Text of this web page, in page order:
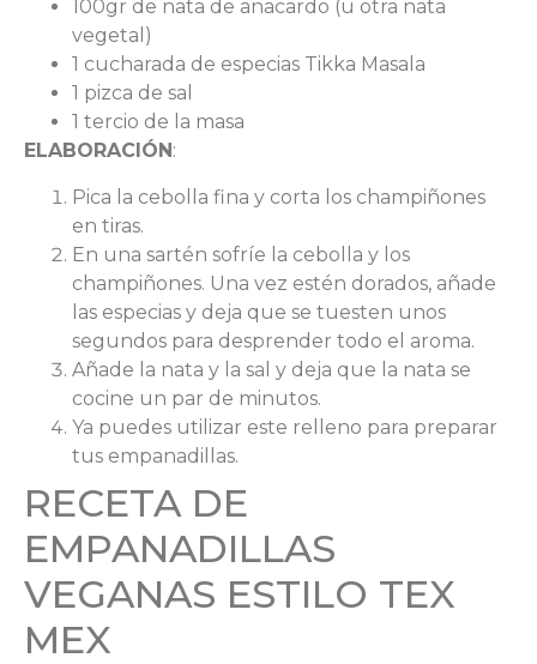
100gr de nata de anacardo (u otra nata
vegetal)
1 cucharada de especias Tikka Masala
1 pizca de sal
1 tercio de la masa
ELABORACIÓN:
Pica la cebolla fina y corta los champiñones
en tiras.
En una sartén sofríe la cebolla y los
champiñones. Una vez estén dorados, añade
las especias y deja que se tuesten unos
segundos para desprender todo el aroma.
Añade la nata y la sal y deja que la nata se
cocine un par de minutos.
Ya puedes utilizar este relleno para preparar
tus empanadillas.
RECETA DE
EMPANADILLAS
VEGANAS ESTILO TEX
MEX